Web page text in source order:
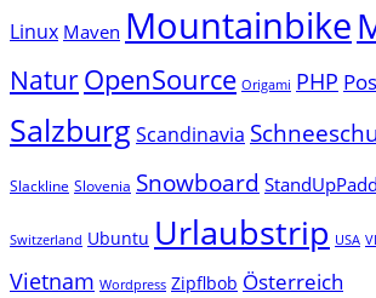
Linux Maven Mountainbike
NaturOpenSource Origami PHP
SalzburgScandinavia
Slackline Slovenia Snowboard
Switzerland Ubuntu Urlaubstrip USA
Vietnam Wordpress Zipflbob Österreich